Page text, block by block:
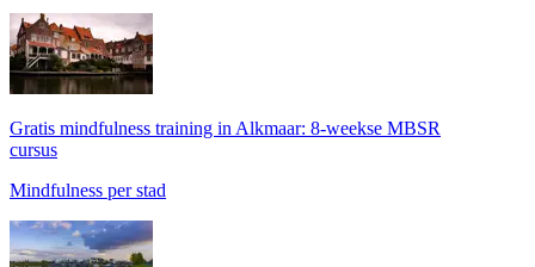
Gratis mindfulness training in Alkmaar: 8-weekse MBSR
cursus
Mindfulness per stad